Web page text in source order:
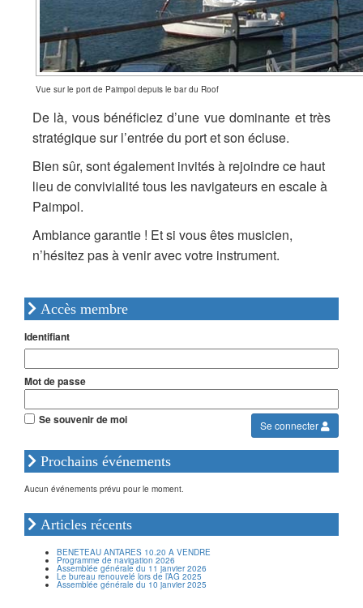
Vue sur le port de Paimpol depuis le bar du Roof
De là, vous bénéficiez d’une vue dominante et très
stratégique sur l’entrée du port et son écluse.
Bien sûr, sont également invités à rejoindre ce haut
lieu de convivialité tous les navigateurs en escale à
Paimpol.
Ambiance garantie ! Et si vous êtes musicien,
n’hésitez pas à venir avec votre instrument.
Accès membre
Identifiant
Mot de passe
Se connecter
Se souvenir de moi
Prochains événements
Aucun événements prévu pour le moment.
Articles récents
BENETEAU ANTARES 10.20 A VENDRE
Programme de navigation 2026
Assemblée générale du 11 janvier 2026
Le bureau renouvelé lors de l’AG 2025
Assemblée générale du 10 janvier 2025